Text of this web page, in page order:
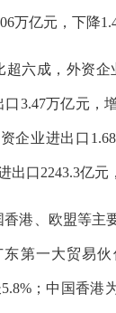
万亿元，下降
成，外资企
3.47万亿元，
企业进出口
出口2243.3亿元
、欧盟等主
第一大贸易
；中国香港